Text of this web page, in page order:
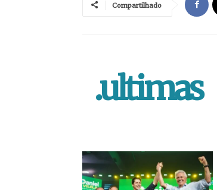
Compartilhado
.ultimas